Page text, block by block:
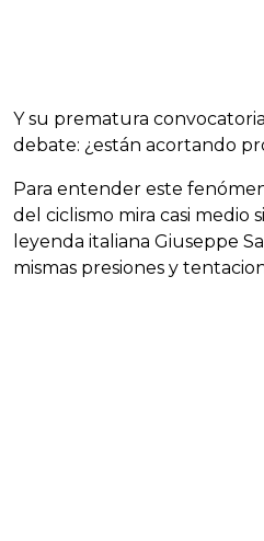
Y su prematura
debate: ¿están acortando
Para entender este
del ciclismo mira casi medio
leyenda italiana Giuseppe
mismas presiones y